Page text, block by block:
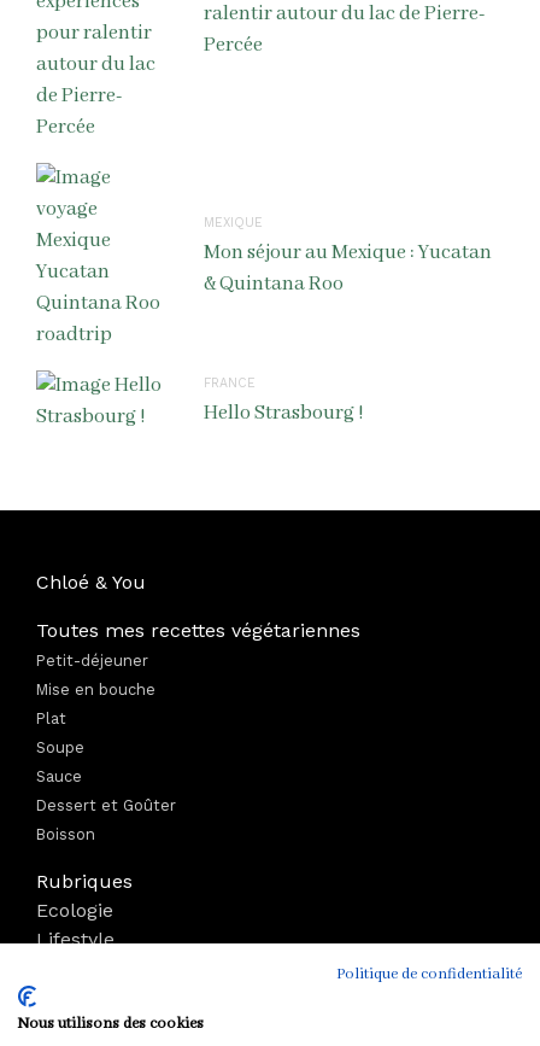
ralentir autour du lac de Pierre-
Percée
MEXIQUE
Mon séjour au Mexique : Yucatan
& Quintana Roo
FRANCE
Hello Strasbourg !
Chloé & You
Toutes mes recettes végétariennes
Petit-déjeuner
Mise en bouche
Plat
Soupe
Sauce
Dessert et Goûter
Boisson
Rubriques
Ecologie
Lifestyle
Mode
Politique de confidentialité
Nous utilisons des cookies